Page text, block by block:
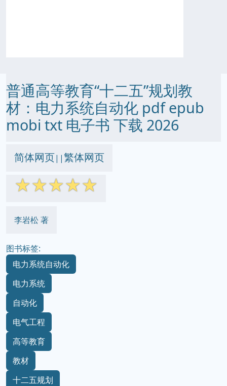
普通高等教育“十二五”规划教
材：电力系统自动化 pdf epub
mobi txt 电子书 下载 2026
简体网页||繁体网页
☆☆☆☆☆
李岩松 著
图书标签:
电力系统自动化
电力系统
自动化
电气工程
高等教育
教材
十二五规划